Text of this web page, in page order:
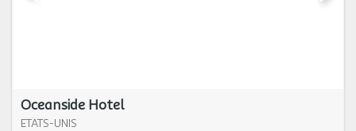
Oceanside Hotel
ETATS-UNIS